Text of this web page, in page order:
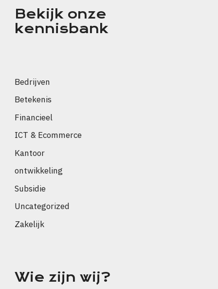
Bekijk onze
kennisbank
Bedrijven
Betekenis
Financieel
ICT & Ecommerce
Kantoor
ontwikkeling
Subsidie
Uncategorized
Zakelijk
Wie zijn wij?